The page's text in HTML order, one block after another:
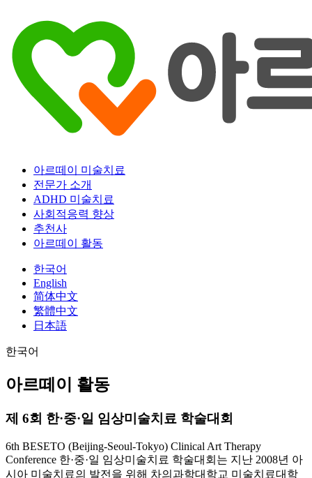
아르떼이 미술치료
전문가 소개
ADHD 미술치료
사회적응력 향상
추천사
아르떼이 활동
한국어
English
简体中文
繁體中文
日本語
한국어
아르떼이 활동
제 6회 한·중·일 임상미술치료 학술대회
6th BESETO (Beijing-Seoul-Tokyo) Clinical Art Therapy
Conference 한·중·일 임상미술치료 학술대회는 지난 2008년 아
시아 미술치료의 발전을 위해 차의과학대학교 미술치료대학